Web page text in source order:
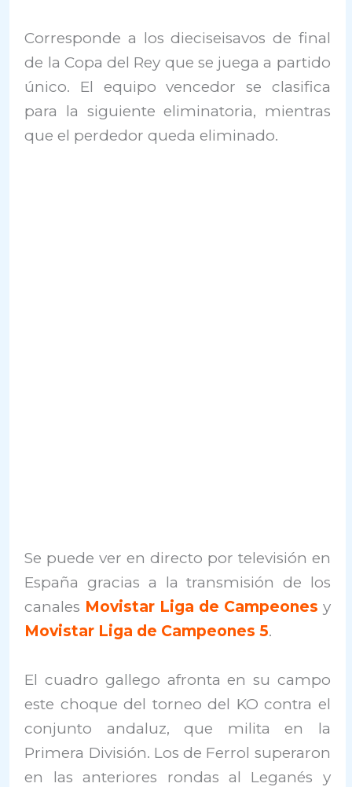
Corresponde a los dieciseisavos de final
de la Copa del Rey que se juega a partido
único. El equipo vencedor se clasifica
para la siguiente eliminatoria, mientras
que el perdedor queda eliminado.
Se puede ver en directo por televisión en
España gracias a la transmisión de los
canales Movistar Liga de Campeones y
Movistar Liga de Campeones 5.
El cuadro gallego afronta en su campo
este choque del torneo del KO contra el
conjunto andaluz, que milita en la
Primera División. Los de Ferrol superaron
en las anteriores rondas al Leganés y